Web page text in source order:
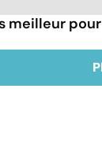
meilleur pour